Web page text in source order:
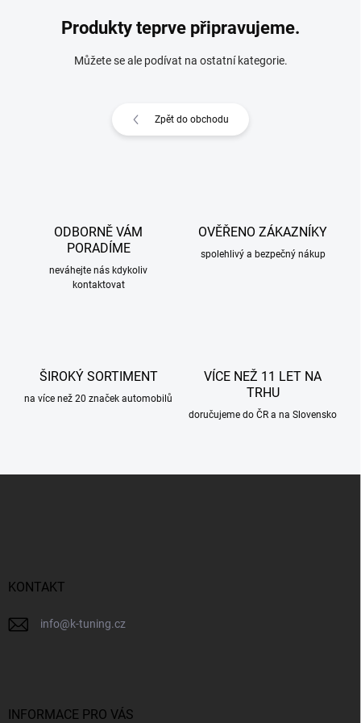
Produkty teprve připravujeme.
Můžete se ale podívat na ostatní kategorie.
Zpět do obchodu
ODBORNĚ VÁM
PORADÍME
neváhejte nás kdykoliv
kontaktovat
OVĚŘENO ZÁKAZNÍKY
spolehlivý a bezpečný nákup
ŠIROKÝ SORTIMENT
na více než 20 značek automobilů
VÍCE NEŽ 11 LET NA
TRHU
doručujeme do ČR a na Slovensko
KONTAKT
info@k-tuning.cz
INFORMACE PRO VÁS